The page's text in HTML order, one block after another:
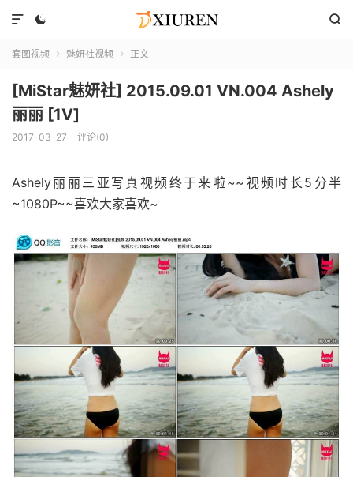
 

套图视频  魅妍社视频  正文
[MiStar魅妍社] 2015.09.01 VN.004 Ashely
丽丽 [1V]
2017-03-27 评论(0)
Ashely丽丽三亚写真视频终于来啦~~视频时长5分半
~1080P~~喜欢大家喜欢~